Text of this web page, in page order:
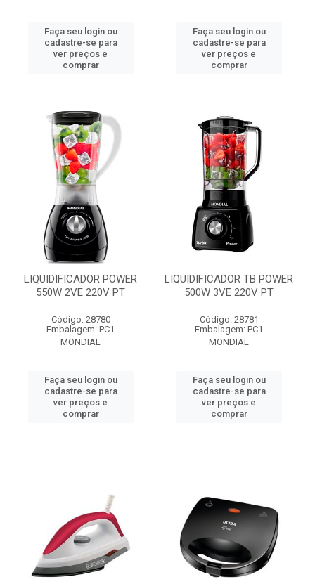
Faça seu login ou
cadastre-se para
ver preços e
comprar
Faça seu login ou
cadastre-se para
ver preços e
comprar
LIQUIDIFICADOR POWER
550W 2VE 220V PT
Código: 28780
Embalagem: PC1
MONDIAL
Faça seu login ou
cadastre-se para
ver preços e
comprar
LIQUIDIFICADOR TB POWER
500W 3VE 220V PT
Código: 28781
Embalagem: PC1
MONDIAL
Faça seu login ou
cadastre-se para
ver preços e
comprar